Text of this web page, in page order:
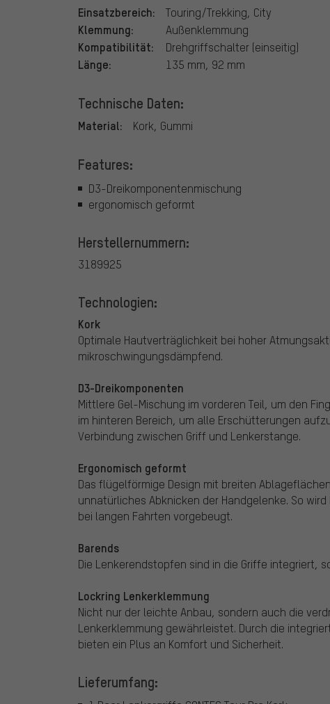
Einsatzbereich: Touring/Trekking, City
Klemmung: Außenklemmung
Kompatibilität: Drehgriffschalter (einseitig)
Länge: 135 mm, 92 mm
Technische Daten:
Material: Kork, Gummi
Features:
D3-Dreikomponentenmischung
ergonomisch geformt
Herstellernummern:
3189925
Technologien:
Kork
Optimale Hautverträglichkeit bei hoher
mikroschwingungsdämpfend.
D3-Dreikomponenten
Mittlere Gel-Mischung im vorderen Teil, um den
im hinteren Bereich, um alle Erschütterungen
Verbindung zwischen Griff und Lenkerstange.
Ergonomisch geformt
Das flügelförmige Design mit breiten
unnatürliches Abknicken der Handgelenke. So
bei langen Fahrten vorgebeugt.
Barends
Die Lenkerendstopfen sind in die Griffe integriert,
Lockring Lenkerklemmung
Nicht nur der leichte Anbau, sondern auch die
Lenkerklemmung gewährleistet. Durch die
bieten ein Plus an Komfort und Sicherheit.
Lieferumfang: